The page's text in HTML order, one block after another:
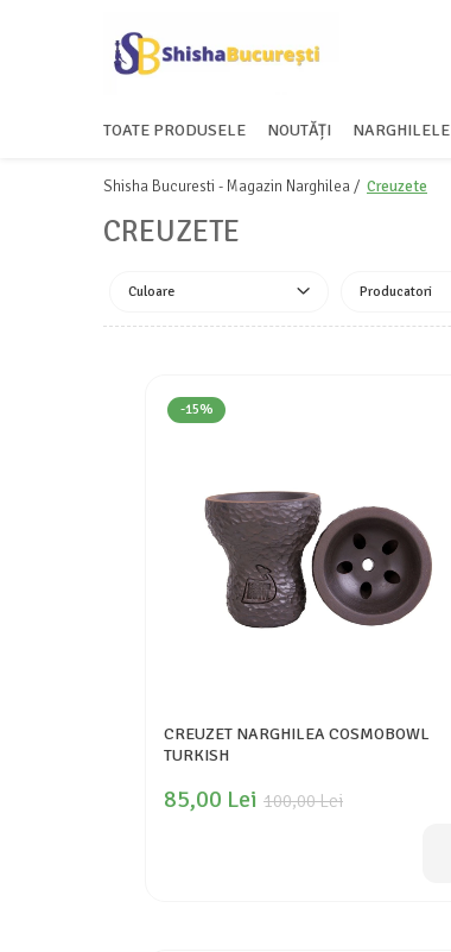
TOATE PRODUSELE NOUTĂȚI NARGHILELE
Shisha Bucuresti - Magazin Narghilea / Creuzete
CREUZETE
Culoare Producatori
-15%
CREUZET NARGHILEA COSMOBOWL
TURKISH
100,00 Lei
85,00 Lei